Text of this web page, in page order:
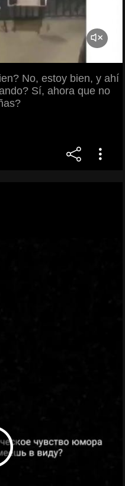
No, estoy bien, y ahí
Sí, ahora que no